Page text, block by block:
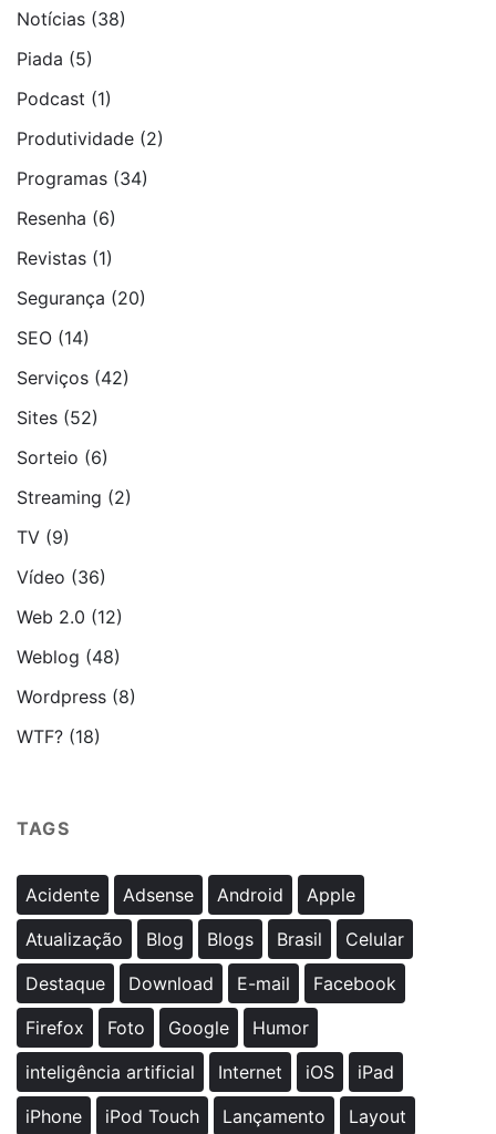
Notí­cias (38)
Piada (5)
Podcast (1)
Produtividade (2)
Programas (34)
Resenha (6)
Revistas (1)
Segurança (20)
SEO (14)
Serviços (42)
Sites (52)
Sorteio (6)
Streaming (2)
TV (9)
Vídeo (36)
Web 2.0 (12)
Weblog (48)
Wordpress (8)
WTF? (18)
TAGS
Acidente Adsense Android
Apple
Atualização
Blog Blogs Brasil
Celular
Destaque
Download E-mail
Facebook
Firefox
Foto Google
Humor
inteligência artificial
Internet iOS
iPad
iPhone
iPod Touch Lançamento
Layout